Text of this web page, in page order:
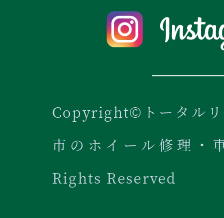
Copyright©トータルリ
市のホイール修理・
Rights Reserved